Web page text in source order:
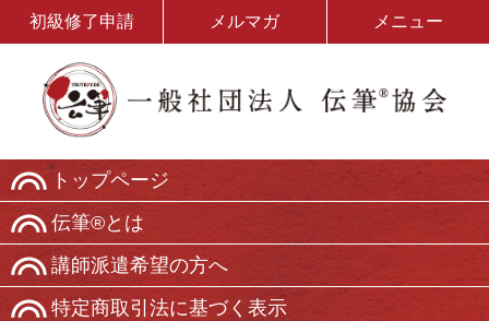
初級修了申請 メルマガ メニュー
トップページ
伝筆®とは
講師派遣希望の方へ
特定商取引法に基づく表示